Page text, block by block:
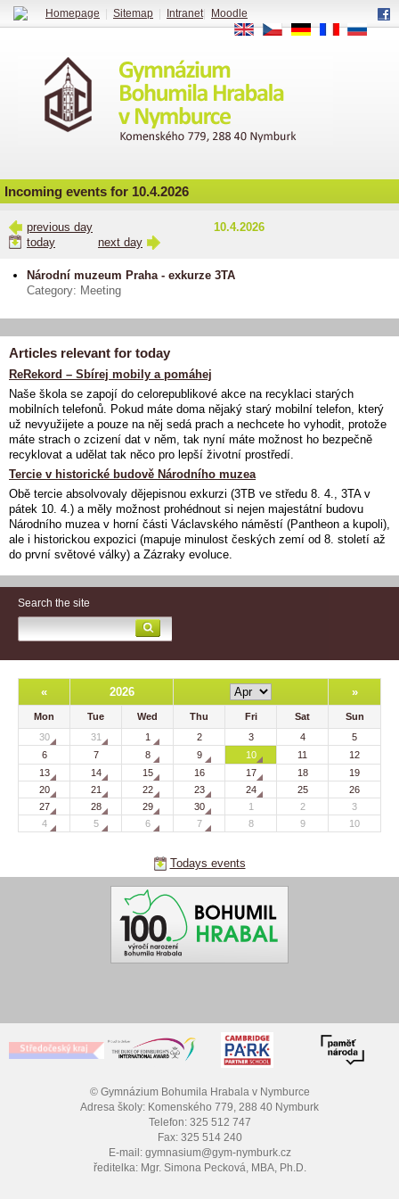
Incoming events for 10.4.2026
previous day
10.4.2026
today
next day
Národní muzeum Praha - exkurze 3TA
Category: Meeting
Articles relevant for today
ReRekord – Sbírej mobily a pomáhej
Naše škola se zapojí do celorepublikové akce na recyklaci starých
mobilních telefonů. Pokud máte doma nějaký starý mobilní telefon, který
už nevyužijete a pouze na něj sedá prach a nechcete ho vyhodit, protože
máte strach o zcizení dat v něm, tak nyní máte možnost ho bezpečně
recyklovat a udělat tak něco pro lepší životní prostředí.
Tercie v historické budově Národního muzea
Obě tercie absolvovaly dějepisnou exkurzi (3TB ve středu 8. 4., 3TA v
pátek 10. 4.) a měly možnost prohédnout si nejen majestátní budovu
Národního muzea v horní části Václavského náměstí (Pantheon a kupoli),
ale i historickou expozici (mapuje minulost českých zemí od 8. století až
do první světové války) a Zázraky evoluce.
Search the site
« 2026 »
Mon Tue Wed Thu Fri Sat
Sun
30
31 1 2 3 4
5
6
7 8 9 10 11
12
13
14 15 16 17 18
19
20
21 22 23 24 25
26
27
28 29 30 1 2
3
4
5 6 7 8 9 10
Todays events
© Gymnázium Bohumila Hrabala v Nymburce
Adresa školy: Komenského 779, 288 40 Nymburk
Telefon: 325 512 747
Fax: 325 514 240
E-mail: gymnasium@gym-nymburk.cz
ředitelka: Mgr. Simona Pecková, MBA, Ph.D.
Homepage Sitemap Intranet|
Moodle
EN
CS DE FR RU